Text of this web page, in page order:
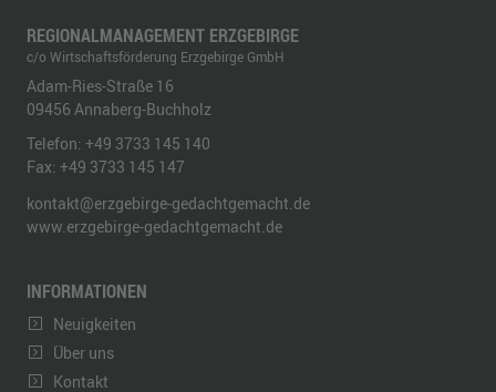
REGIONALMANAGEMENT ERZGEBIRGE
c/o Wirtschaftsförderung Erzgebirge GmbH
Adam-Ries-Straße 16
09456 Annaberg-Buchholz
Telefon: +49 3733 145 140
Fax: +49 3733 145 147
kontakt@erzgebirge-gedachtgemacht.de
www.erzgebirge-gedachtgemacht.de
INFORMATIONEN
Neuigkeiten
Über uns
Kontakt